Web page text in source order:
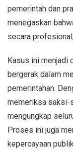
pemerintah dan
menegaskan
secara
Kasus ini menjadi
bergerak dalam
pemerintahan.
memeriksa saksi-
mengungkap
Proses ini juga
kepercayaan